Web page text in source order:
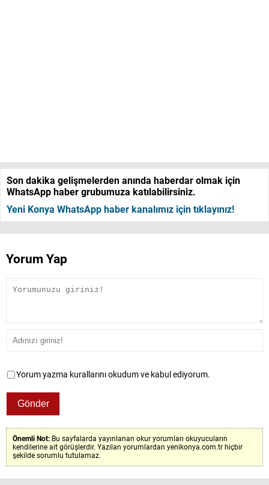
Son dakika gelişmelerden anında haberdar olmak için
WhatsApp haber grubumuza katılabilirsiniz.
Yeni Konya WhatsApp haber kanalımız için tıklayınız!
Yorum Yap
Yorum yazma kurallarını okudum ve kabul ediyorum.
Önemli Not: Bu sayfalarda yayınlanan okur yorumları okuyucuların
kendilerine ait görüşlerdir. Yazılan yorumlardan yenikonya.com.tr hiçbir
şekilde sorumlu tutulamaz.